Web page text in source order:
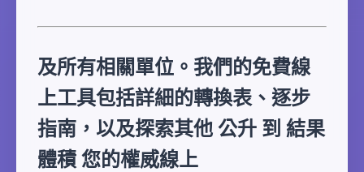
及所有相關單位。我們的免費線
上工具包括詳細的轉換表、逐步
指南，以及探索其他 公升 到 結果
體積 您的權威線上